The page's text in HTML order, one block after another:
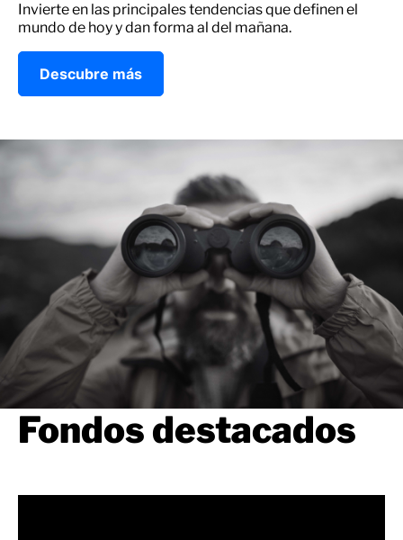
Invierte en las principales tendencias que definen el
mundo de hoy y dan forma al del mañana.
Descubre más
Fondos destacados